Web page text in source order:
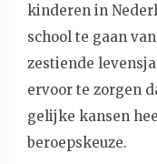
kinderen in
school te gaan
zestiende
ervoor te zorgen
gelijke kansen
beroepskeuze.